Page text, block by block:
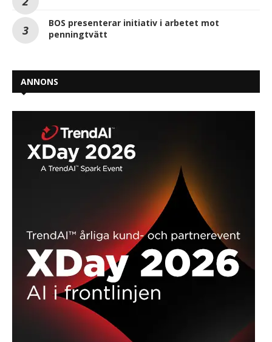
BOS presenterar initiativ i arbetet mot
penningtvätt
ANNONS